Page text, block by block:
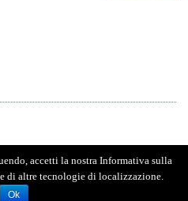
accetti la nostra Informativa sulla
di altre tecnologie di localizzazione.
Ok